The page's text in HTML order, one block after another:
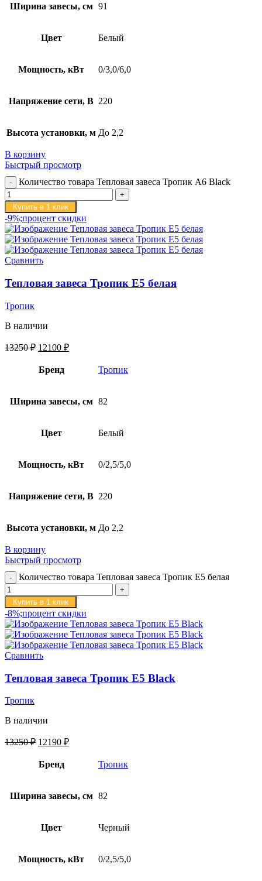
Ширина завесы, см 91
Цвет Белый
Мощность, кВт 0/3,0/6,0
Напряжение сети, В 220
Высота установки, м До 2,2
В корзину
Быстрый просмотр
Количество товара Тепловая завеса Тропик А6 Black
Купить в 1 клик
-9%;процент скидки
Сравнить
Тепловая завеса Тропик E5 белая
Тропик
В наличии
13250₽ 12100 ₽
Бренд Тропик
Ширина завесы, см 82
Цвет Белый
Мощность, кВт 0/2,5/5,0
Напряжение сети, В 220
Высота установки, м До 2,2
В корзину
Быстрый просмотр
Количество товара Тепловая завеса Тропик E5 белая
Купить в 1 клик
-8%;процент скидки
Сравнить
Тепловая завеса Тропик E5 Black
Тропик
В наличии
13250₽ 12190 ₽
Бренд Тропик
Ширина завесы, см 82
Цвет Черный
Мощность, кВт 0/2,5/5,0